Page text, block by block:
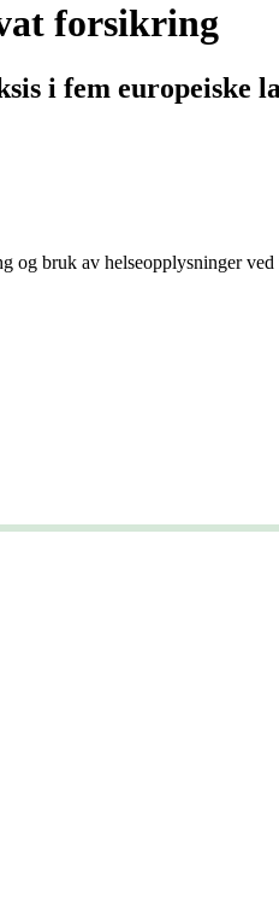
forsikring
i fem europeiske
og bruk av helseopplysninger